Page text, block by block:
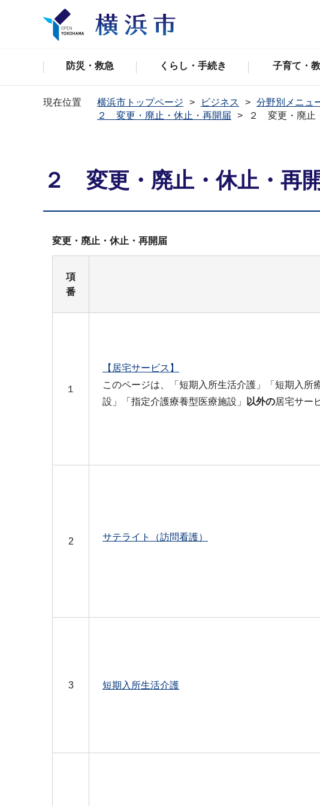
防災・救急 くらし・手続き 子育て・
現在位置 横浜市トップページ ビジネス 分野別メニュ
２ 変更・廃止・休止・再開届
２ 変更・廃止
２ 変更・廃止・休止・再
変更・廃止・休止・再開届
項
番
１
【居宅サービス】
このページは、「短期入所生活介護」「短期入
設」「指定介護療養型医療施設」
以外の居宅サー
2 サテライト（訪問看護）
3 短期入所生活介護